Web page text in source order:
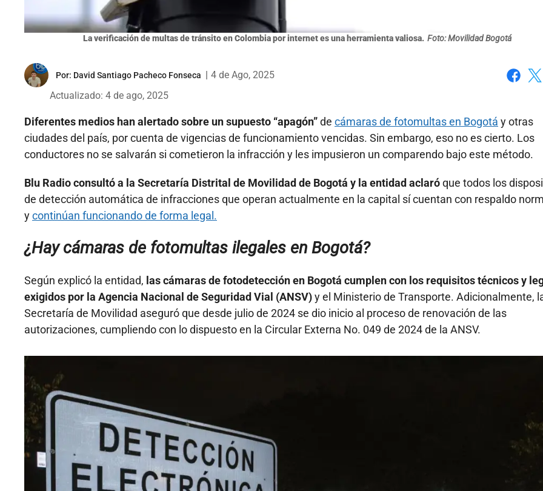
La verificación de multas de tránsito en Colombia por internet es una herramienta valiosa. Foto: Movilidad Bogotá
Por: David Santiago Pacheco Fonseca
4 de Ago, 2025
Actualizado: 4 de ago, 2025
Diferentes medios han alertado sobre un supuesto “apagón”de cámaras de fotomultas en Bogotá y otras
ciudades del país, por cuenta de vigencias de funcionamiento vencidas. Sin embargo, eso no es cierto. Los
conductores no se salvarán si cometieron la infracción y les impusieron un comparendo bajo este método.
Blu Radio consultó a la Secretaría Distrital de Movilidad de Bogotá y la entidad aclaróque todos los
de detección automática de infracciones que operan actualmente en la capital sí cuentan con respaldo
ycontinúan funcionando de forma legal.
¿Hay cámaras de fotomultas ilegales en Bogotá?
Según explicó la entidad, las cámaras de fotodetección en Bogotá cumplen con los requisitos técnicos y
exigidos por la Agencia Nacional de Seguridad Vial (ANSV)y el Ministerio de Transporte. Adicionalmente,
Secretaría de Movilidad aseguró que desde julio de 2024 se dio inicio al proceso de renovación de las
autorizaciones, cumpliendo con lo dispuesto en la Circular Externa No. 049 de 2024 de la ANSV.